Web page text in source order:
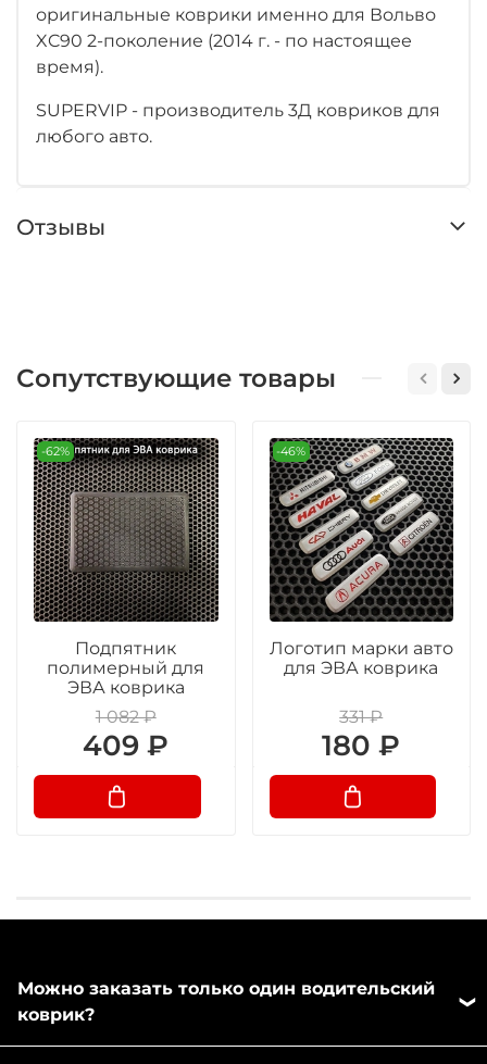
оригинальные коврики именно для Вольво
XC90 2-поколение (2014 г. - по настоящее
время).
SUPERVIP - производитель 3Д ковриков для
любого авто.
Отзывы
Сопутствующие товары
-62%
Подпятник
полимерный для
ЭВА коврика
1 082 ₽
409 ₽
-46%
Логотип марки авто
для ЭВА коврика
331 ₽
180 ₽
Можно заказать только один водительский
коврик?